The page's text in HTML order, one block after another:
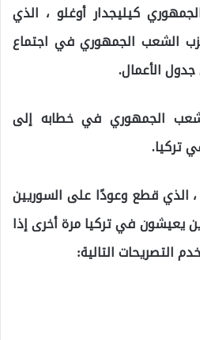
كيليجدار أوغلو ، الذي
الشعب الجمهوري في اجتماع
الأعمال.
الجمهوري في خطابه إلى
تركيا.
الذي قطع وعودًا على السوريين
يعيشون في تركيا مرة أخرى إذا
التصريحات التالية: